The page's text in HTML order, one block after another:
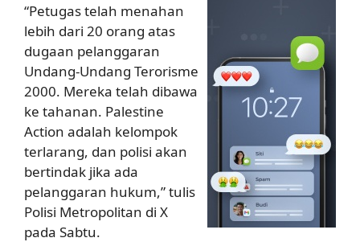
“Petugas telah menahan
lebih dari 20 orang atas
dugaan pelanggaran
Undang-Undang Terorisme
2000. Mereka telah dibawa
ke tahanan. Palestine
Action adalah kelompok
terlarang, dan polisi akan
bertindak jika ada
pelanggaran hukum,” tulis
Polisi Metropolitan di X
pada Sabtu.